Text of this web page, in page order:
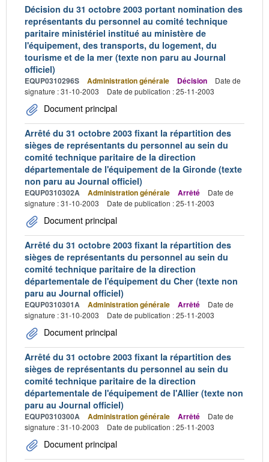
Décision du 31 octobre 2003 portant nomination des
représentants du personnel au comité technique
paritaire ministériel institué au ministère de
l'équipement, des transports, du logement, du
tourisme et de la mer (texte non paru au Journal
officiel)
EQUP0310296S Administration générale Décision
Date de
signature : 31-10-2003
Date de publication : 25-11-2003
Document principal
Arrêté du 31 octobre 2003 fixant la répartition des
sièges de représentants du personnel au sein du
comité technique paritaire de la direction
départementale de l'équipement de la Gironde (texte
non paru au Journal officiel)
EQUP0310302A Administration générale Arrêté
Date de
signature : 31-10-2003
Date de publication : 25-11-2003
Document principal
Arrêté du 31 octobre 2003 fixant la répartition des
sièges de représentants du personnel au sein du
comité technique paritaire de la direction
départementale de l'équipement du Cher (texte non
paru au Journal officiel)
EQUP0310301A Administration générale Arrêté
Date de
signature : 31-10-2003
Date de publication : 25-11-2003
Document principal
Arrêté du 31 octobre 2003 fixant la répartition des
sièges de représentants du personnel au sein du
comité technique paritaire de la direction
départementale de l'équipement de l'Allier (texte non
paru au Journal officiel)
EQUP0310300A Administration générale Arrêté
Date de
signature : 31-10-2003
Date de publication : 25-11-2003
Document principal